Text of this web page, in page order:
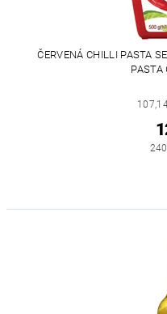
ČERVENÁ CHILLI PASTA
PASTA